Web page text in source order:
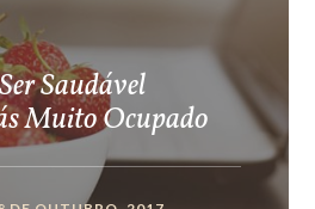
Saudável
Muito Ocupado